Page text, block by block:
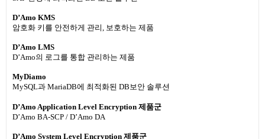
D’Amo KMS
암호화 키를 안전하게 관리, 보호하는 제품
D’Amo LMS
D’Amo의 로그를 통합 관리하는 제품
MyDiamo
MySQL과 MariaDB에 최적화된 DB보안 솔루션
D’Amo Application Level Encryption 제품군
D’Amo BA-SCP / D’Amo DA
D’Amo System Level Encryption 제품군